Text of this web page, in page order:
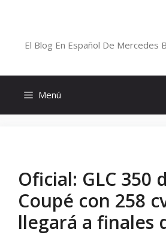
El Blog En Español De Mercedes
Menú
Oficial: GLC 350
Coupé con 258
llegará a finales